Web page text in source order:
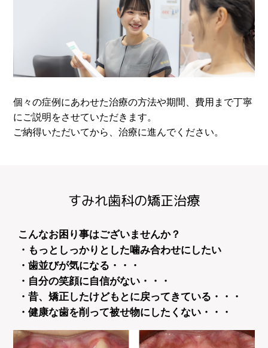
個々の症例にあわせた治療の方法や期間、費用まで丁寧
にご説明をさせていただきます。
ご納得いただいてから、治療に進んでください。
すみれ歯科の矯正治療
こんなお困り事はございませんか？
・もっとしっかりとした噛み合わせにしたい
・歯並びが気になる・・・
・自分の笑顔に自信がない・・・
・昔、矯正したけどもとに戻ってきている・・・
・健康な歯を削って被せ物にしたくない・・・